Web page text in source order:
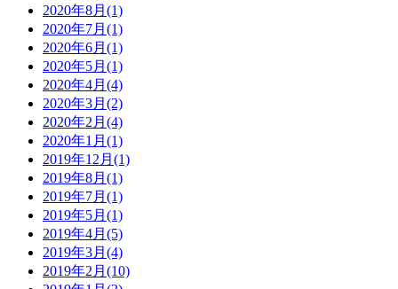
2020年8月 (1)
2020年7月 (1)
2020年6月 (1)
2020年5月 (1)
2020年4月 (4)
2020年3月 (2)
2020年2月 (4)
2020年1月 (1)
2019年12月 (1)
2019年8月 (1)
2019年7月 (1)
2019年5月 (1)
2019年4月 (5)
2019年3月 (4)
2019年2月 (10)